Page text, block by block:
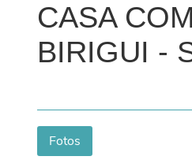
CASA
BIRIGUI -
Fotos